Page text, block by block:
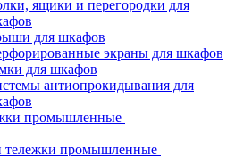
ящики и перегородки для
для шкафов
экраны для шкафов
для шкафов
антиопрокидывания для
промышленные
тележки промышленные